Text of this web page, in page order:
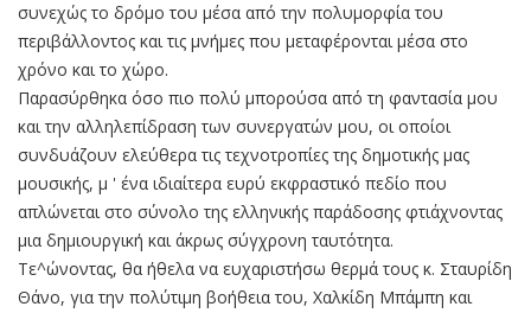
συνεχώς το δρόμο του μέσα από την πολυμορφία του
περιβάλλοντος και τις μνήμες που μεταφέρονται μέσα στο
χρόνο και το χώρο.
Παρασύρθηκα όσο πιο πολύ μπορούσα από τη φαντασία μου
και την αλληλεπίδραση των συνεργατών μου, οι οποίοι
συνδυάζουν ελεύθερα τις τεχνοτροπίες της δημοτικής μας
μουσικής, μ ' ένα ιδιαίτερα ευρύ εκφραστικό πεδίο που
απλώνεται στο σύνολο της ελληνικής παράδοσης φτιάχνοντας
μια δημιουργική και άκρως σύγχρονη ταυτότητα.
Τε^ώνοντας, θα ήθελα να ευχαριστήσω θερμά τους κ. Σταυρίδη
Θάνο, για την πολύτιμη βοήθεια του, Χαλκίδη Μπάμπη και